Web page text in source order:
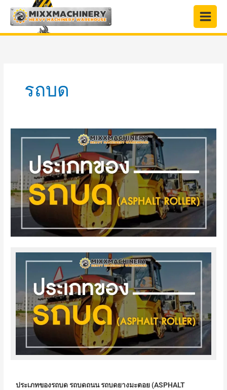
content
รถบด
ประเภทของรถบด รถบดถนน รถบดยางมะตอย (ASPHALT
บด
ถนน